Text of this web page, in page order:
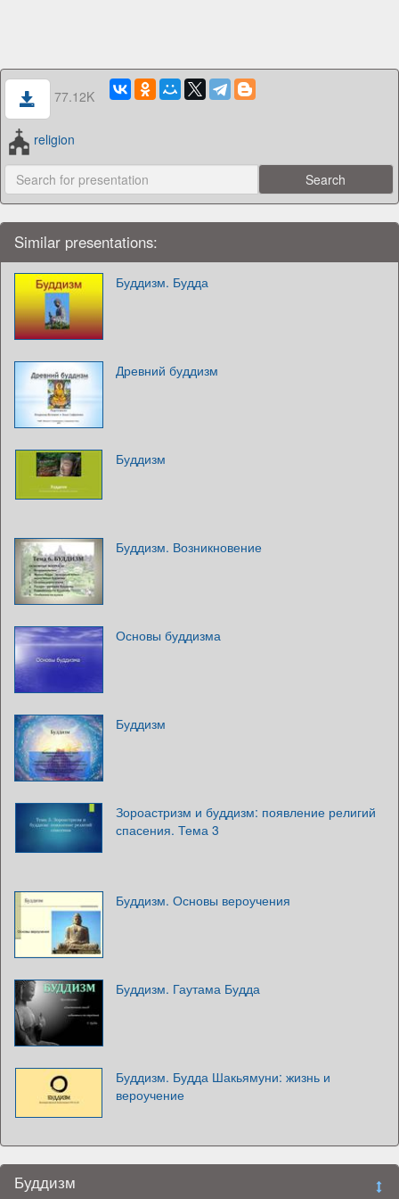
77.12K
religion
Similar presentations:
Буддизм. Будда
Древний буддизм
Буддизм
Буддизм. Возникновение
Основы буддизма
Буддизм
Зороастризм и буддизм: появление религий
спасения. Тема 3
Буддизм. Основы вероучения
Буддизм. Гаутама Будда
Буддизм. Будда Шакьямуни: жизнь и
вероучение
Буддизм